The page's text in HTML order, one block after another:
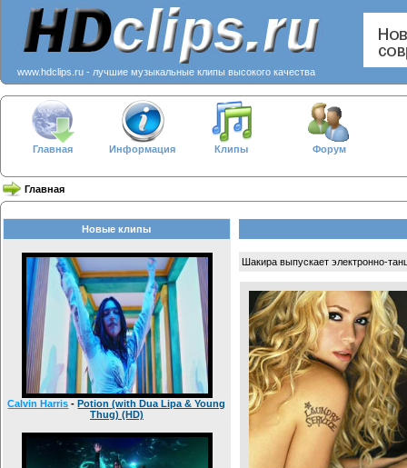
www.hdclips.ru - лучшие музыкальные клипы высокого качества
Главная Информация Клипы Форум
Главная
Новые клипы
Calvin Harris -Potion (with Dua Lipa & Young
Thug) (HD)
Шакира выпускает электронно-